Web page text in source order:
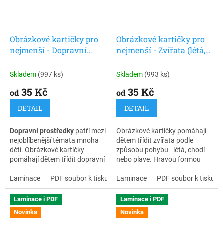
Obrázkové kartičky pro
nejmenší - Dopravní
pluje)
Skladem (997 ks)
od35 Kč
DETAIL
Dopravní prostředky patří mezi
nejoblíbenější témata mnoha
dětí. Obrázkové kartičky
pomáhají dětem třídit dopravní
pohybu - letí, jede nebo pluje.
Rozvíjejí slovní zásobu,
porozumění řeči i schopnost
hledat souvislosti.
Laminace PDF soubor k tisku
Obrázkové kartičky pro
nejmenší - Zvířata (létá,
Skladem (993 ks)
od35 Kč
DETAIL
Obrázkové kartičky pomáhají
dětem třídit zvířata podle
způsobu pohybu - létá, chodí
nebo plave. Hravou formou
porozumění řeči, kategorizaci i
logické myšlení.
Laminace PDF soubor k tisku
Laminace i PDF
Novinka
Laminace i PDF
Novinka